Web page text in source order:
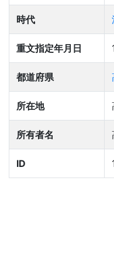
時代
重文指定年月日
都道府県
所在地
所有者名
ID